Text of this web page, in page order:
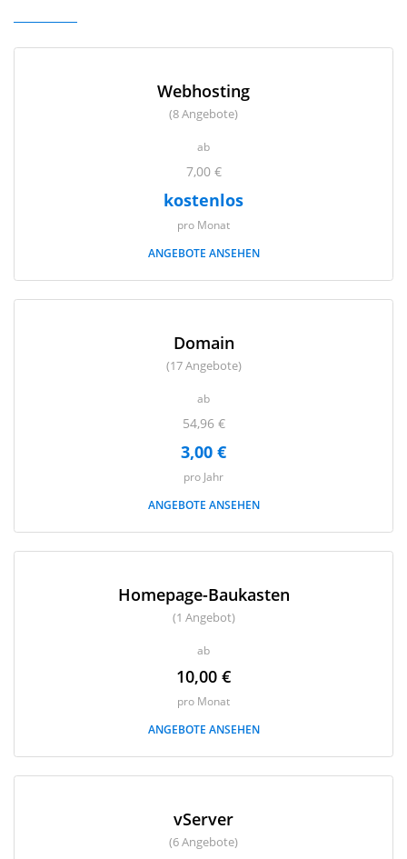
Webhosting
(8 Angebote)
ab
7,00 €
kostenlos
pro Monat
ANGEBOTE ANSEHEN
Domain
(17 Angebote)
ab
54,96 €
3,00 €
pro Jahr
ANGEBOTE ANSEHEN
Homepage-Baukasten
(1 Angebot)
ab
10,00 €
pro Monat
ANGEBOTE ANSEHEN
vServer
(6 Angebote)